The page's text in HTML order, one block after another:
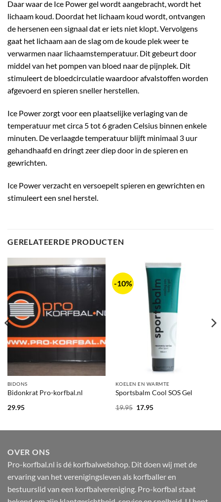
Daar waar de Ice Power gel wordt aangebracht, wordt het
lichaam koud. Doordat het lichaam koud wordt, ontvangen
de hersenen een signaal dat er iets niet klopt. Vervolgens
gaat het lichaam aan de slag om de koude plek weer te
verwarmen naar lichaamstemperatuur. Dit gebeurt door
middel van het pompen van bloed naar de pijnplek. Dit
stimuleert de bloedcirculatie waardoor afvalstoffen worden
afgevoerd en spieren sneller herstellen.
Ice Power zorgt voor een plaatselijke verlaging van de
temperatuur met circa 5 tot 6 graden Celsius binnen enkele
minuten. De verlaagde temperatuur blijft minimaal 3 uur
gehandhaafd en dringt zeer diep door in de spieren en
gewrichten.
Ice Power verzacht en versoepelt spieren en gewrichten en
stimuleert een snel herstel.
GERELATEERDE PRODUCTEN
BIDONS
Bidonkrat Pro-korfbal.nl
29.95
-10%
KOELEN EN WARMTE
Sportsbalm Cool SOS Gel
19.95 Oorspronkelijke
17.95Huidige
OVER ONS
Pro-korfbal.nl is dé korfbalwebshop. Dit doen wij met de
ervaring van het verenigingsleven als korfballer en
bestuurslid van een korfbalvereniging. Pro-korfbal staat